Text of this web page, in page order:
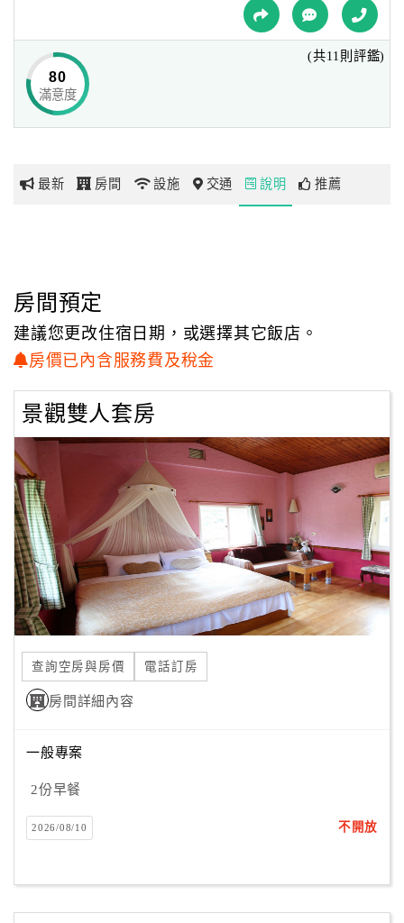
網
玩
地
圖
顧
務
顧
客
滿
意
度
訂
單
管
理
員
戶
客
服
森林中的童話小屋，這得歸功男主人。
女主人也因為愛好烹飪，曾經開設餐廳，而有一手好廚藝，
常得到來用餐客人好評！
而一雙兒女對西式料理及點心也用心研究，
所以園內也供應咖啡、簡餐、下午茶，
80
滿意度
(共11則評鑑)
最新 房間 設施 交通 說明 推薦
房間預定
建議您更改住宿日期，或選擇其它飯店。
房價已內含服務費及稅金
景觀雙人套房
查詢空房與房價 電話訂房
房間詳細內容
一般專案
2份早餐
2026/08/10 不開放